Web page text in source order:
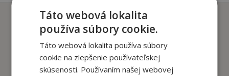
Zákazníci, ktorí si kúpili
tento titul si tiež kúpili
Táto webová lokalita
používa súbory cookie.
Táto webová lokalita používa súbory
cookie na zlepšenie používateľskej
skúsenosti. Používaním našej webovej